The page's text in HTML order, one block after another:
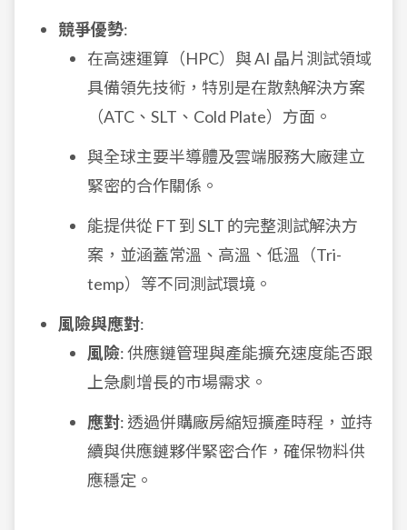
競爭優勢:
在高速運算（HPC）與 AI 晶片測試領域
具備領先技術，特別是在散熱解決方案
（ATC、SLT、Cold Plate）方面。
與全球主要半導體及雲端服務大廠建立
緊密的合作關係。
能提供從 FT 到 SLT 的完整測試解決方
案，並涵蓋常溫、高溫、低溫（Tri-
temp）等不同測試環境。
風險與應對:
風險: 供應鏈管理與產能擴充速度能否跟
上急劇增長的市場需求。
應對: 透過併購廠房縮短擴產時程，並持
續與供應鏈夥伴緊密合作，確保物料供
應穩定。